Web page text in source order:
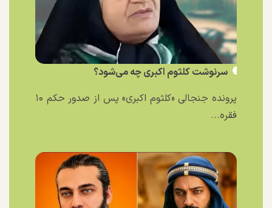
سرنوشت کلثوم اکبری چه می‌شود؟
پرونده جنجالی «کلثوم اکبری» پس از صدور حکم ۱۰
فقره...